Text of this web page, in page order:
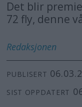
Det blir
72 fly, denne
Redaksjonen
PUBLISERT
SIST OPPDATERT